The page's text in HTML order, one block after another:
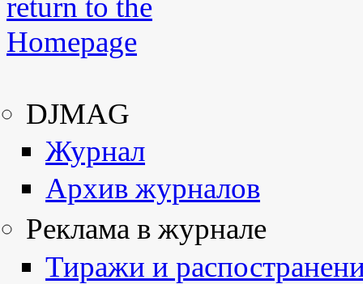
DJMAG
Журнал
Архив журналов
Реклама в журнале
Тиражи и